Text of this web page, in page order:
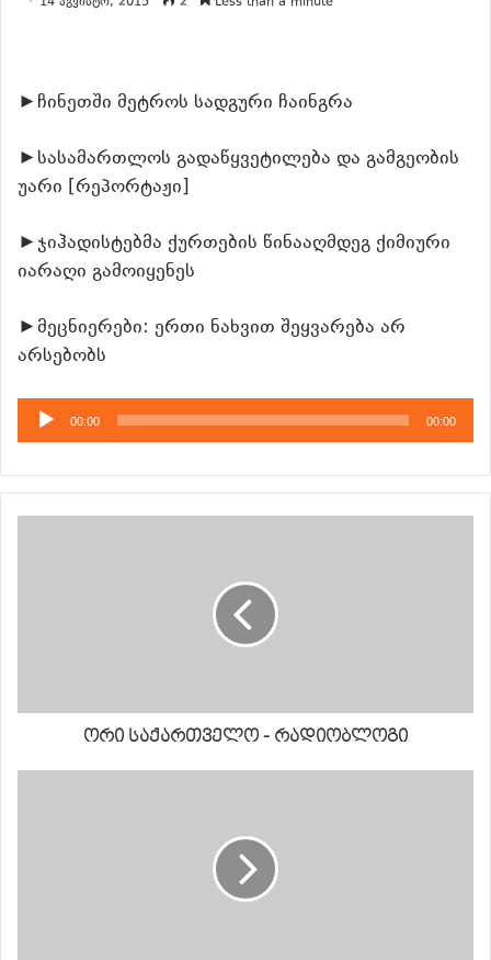
►ჩინეთში მეტროს სადგური ჩაინგრა
►სასამართლოს გადაწყვეტილება და გამგეობის
უარი [რეპორტაჟი]
►ჯიჰადისტებმა ქურთების წინააღმდეგ ქიმიური
იარაღი გამოიყენეს
►მეცნიერები: ერთი ნახვით შეყვარება არ
არსებობს
აუდიო
დამკვრელი
00:00 00:00
ორი საქართველო - რადიობლოგი